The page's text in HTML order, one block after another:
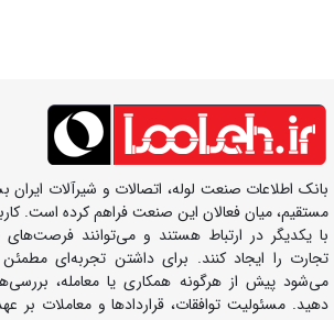
بانک اطلاعات صنعت لوله، اتصالات و شیرآلات ایران
مستقیم، میان فعالان این صنعت فراهم کرده است.
با یکدیگر در ارتباط هستند و می‌توانند
تجارت را ایجاد کنند. برای داشتن تجربه‌ای
می‌شود پیش از هرگونه همکاری یا معامله،
دهید. مسئولیت توافقات، قراردادها و معاملات بر